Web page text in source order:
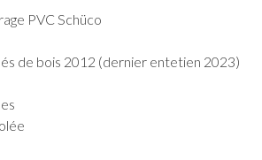
PVC Schüco
de bois 2012 (dernier entetien 2023)